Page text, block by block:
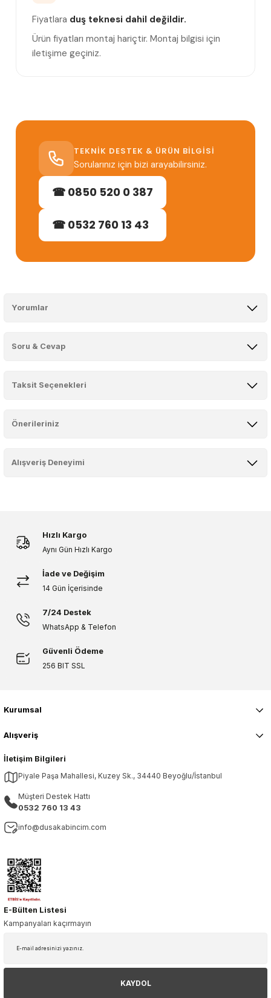
Fiyatlara duş teknesi dahil değildir.
Ürün fiyatları montaj hariçtir. Montaj bilgisi için
iletişime geçiniz.
TEKNIK DESTEK & ÜRÜN BILGISI
Sorularınız için bizi arayabilirsiniz.
☎ 0850 520 0 387
☎ 0532 760 13 43
Yorumlar
Soru & Cevap
Taksit Seçenekleri
Önerileriniz
konularda yetersiz gördüğünüz noktaları öneri formunu kullanarak
Ürün açıklamasında eksik bilgiler bulunuyor.
Ürün bilgilerinde hatalar bulunuyor.
Bu ürüne benzer farklı alternatifler olmalı.
Alışveriş Deneyimi
Deneyimini Paylaş
Hızlı Kargo
Aynı Gün Hızlı Kargo
İade ve Değişim
14 Gün İçerisinde
7/24 Destek
WhatsApp & Telefon
Güvenli Ödeme
256 BIT SSL
İletişim Bilgileri
Piyale Paşa Mahallesi, Kuzey Sk., 34440 Beyoğlu/İstanbul
Müşteri Destek Hattı
0532 760 13 43
info@dusakabincim.com
Kurumsal
Alışveriş
E-Bülten Listesi
Kampanyaları kaçırmayın
KAYDOL